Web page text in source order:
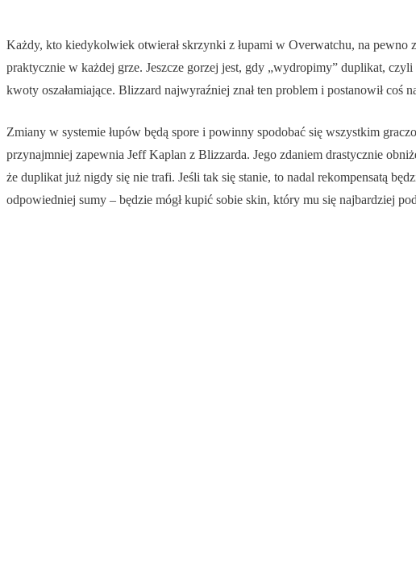
Każdy, kto kiedykolwiek otwierał skrzynki z łupami w Overwatchu, na
praktycznie w każdej grze. Jeszcze gorzej jest, gdy „wydropimy” duplikat,
kwoty oszałamiające. Blizzard najwyraźniej znał ten problem i postanowił coś
Zmiany w systemie łupów będą spore i powinny spodobać się wszystkim
przynajmniej zapewnia Jeff Kaplan z Blizzarda. Jego zdaniem drastycznie
że duplikat już nigdy się nie trafi. Jeśli tak się stanie, to nadal rekompensatą
odpowiedniej sumy – będzie mógł kupić sobie skin, który mu się najbardziej